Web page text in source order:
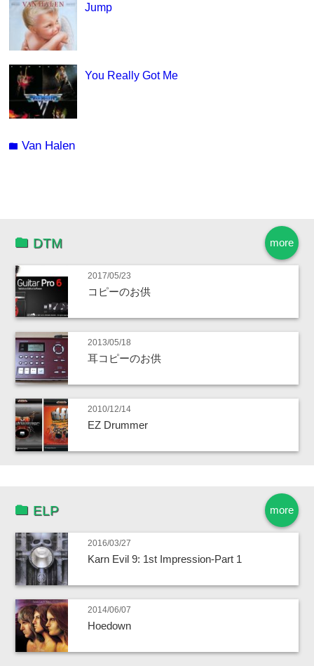
Jump
You Really Got Me
folderVan Halen
more
DTM
2017/05/23
コピーのお供
2013/05/18
耳コピーのお供
2010/12/14
EZ Drummer
more
ELP
2016/03/27
Karn Evil 9: 1st Impression-Part 1
2014/06/07
Hoedown